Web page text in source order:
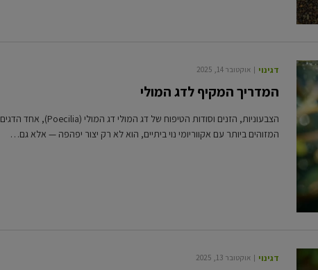
דגי נוי אוקטובר 14, 2025
המדריך המקיף לדג המולי
הצבעוניות, הזנים וסודות הטיפוח של דג המולי דג המולי (Poecilia), אחד הדגים
המזוהים ביותר עם אקווריומי נוי ביתיים, הוא לא רק יצור יפהפה — אלא גם…
דגי נוי אוקטובר 13, 2025